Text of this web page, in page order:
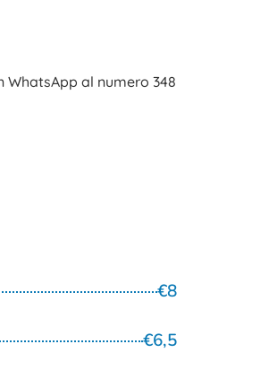
al numero 348
€8
€6,5